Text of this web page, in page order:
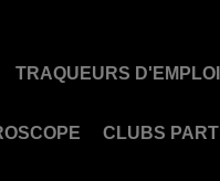
TRAQUEURS D'EMPLOI
CLUBS